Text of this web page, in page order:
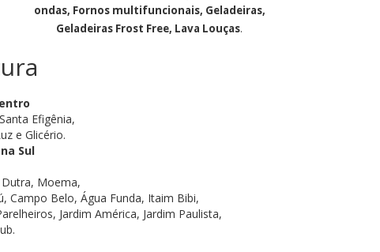
ondas, Fornos multifuncionais, Geladeiras,
Geladeiras Frost Free, Lava Louças.
Efigênia,
e Glicério.
Sul
Dutra, Moema,
Campo Belo, Água Funda, Itaim Bibi,
Jardim América, Jardim Paulista,